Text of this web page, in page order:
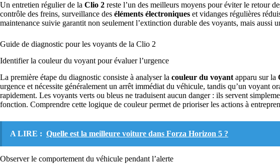
Un entretien régulier de la Clio 2 reste l’un des meilleurs moyens pour éviter le retour
contrôle des freins, surveillance des éléments électroniques et vidanges régulières
maintenance suivie garantit non seulement l’extinction durable des voyants, mais aussi
Guide de diagnostic pour les voyants de la Clio 2
Identifier la couleur du voyant pour évaluer l’urgence
La première étape du diagnostic consiste à analyser la couleur du voyant apparu sur la
urgence et nécessite généralement un arrêt immédiat du véhicule, tandis qu’un voyant
rapidement. Les voyants verts ou bleus ne traduisent aucun danger : ils servent
fonction. Comprendre cette logique de couleur permet de prioriser les actions à
A LIRE : Quelle est la meilleure voiture dans Forza Horizon 5 ?
Observer le comportement du véhicule pendant l’alerte